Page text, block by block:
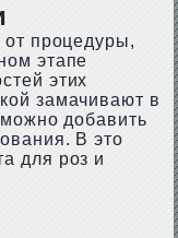
от процедуры,
этапе
этих
замачивают в
добавить
В это
для роз и